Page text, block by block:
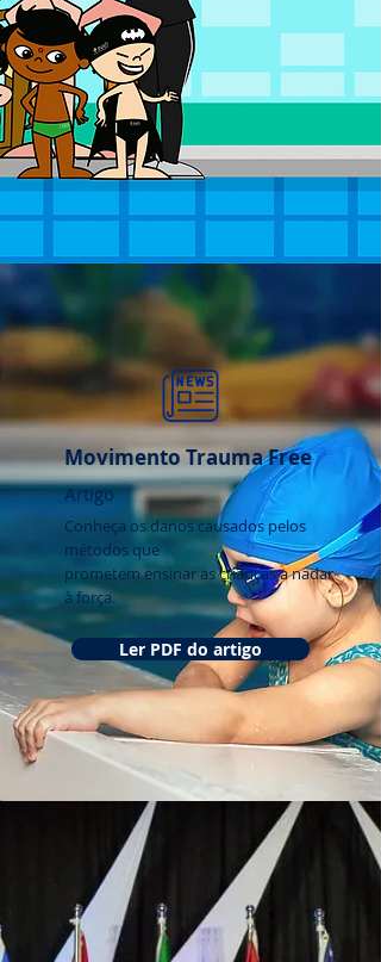
Movimento Trauma Free
Artigo
Conheça os danos causados pelos
métodos que
prometem ensinar as crianças a nadar
à força.
Ler PDF do artigo